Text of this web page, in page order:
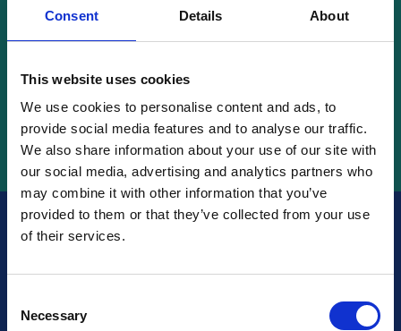
Consent Details About
This website uses cookies
We use cookies to personalise content and ads, to
provide social media features and to analyse our traffic.
We also share information about your use of our site with
our social media, advertising and analytics partners who
may combine it with other information that you’ve
provided to them or that they’ve collected from your use
of their services.
Selection
Necessary
Er du sertifisert?Sørg for
at dine fremtidige kunder